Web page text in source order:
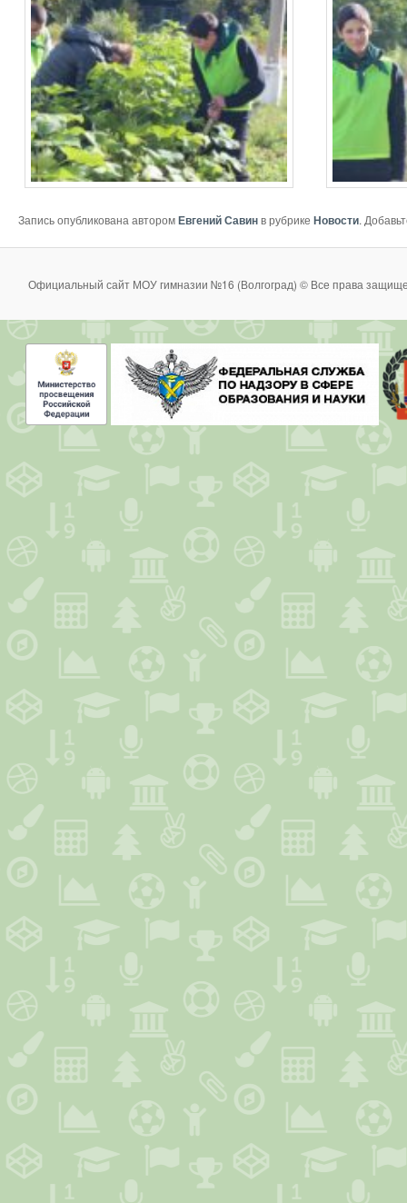
Запись опубликована авторомЕвгений Савинв рубрике Новости.
Официальный сайт МОУ гимназии №16 (Волгоград) © Все права